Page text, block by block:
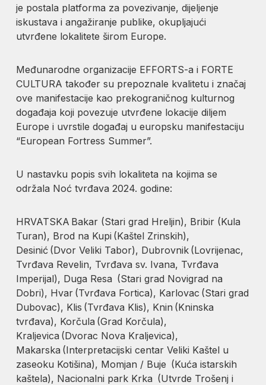
je postala platforma za povezivanje, dijeljenje
iskustava i angažiranje publike, okupljajući
utvrđene lokalitete širom Europe.
Međunarodne organizacije EFFORTS-a i FORTE
CULTURA također su prepoznale kvalitetu i značaj
ove manifestacije kao prekograničnog kulturnog
događaja koji povezuje utvrđene lokacije diljem
Europe i uvrstile događaj u europsku manifestaciju
“European Fortress Summer”.
U nastavku popis svih lokaliteta na kojima se
održala Noć tvrđava 2024. godine:
HRVATSKA Bakar (Stari grad Hreljin), Bribir (Kula
Turan), Brod na Kupi (Kaštel Zrinskih),
Desinić (Dvor Veliki Tabor), Dubrovnik (Lovrijenac,
Tvrđava Revelin, Tvrđava sv. Ivana, Tvrđava
Imperijal), Duga Resa (Stari grad Novigrad na
Dobri), Hvar (Tvrđava Fortica), Karlovac (Stari grad
Dubovac), Klis (Tvrđava Klis), Knin (Kninska
tvrđava), Korčula (Grad Korčula),
Kraljevica (Dvorac Nova Kraljevica),
Makarska (Interpretacijski centar Veliki Kaštel u
zaseoku Kotišina), Momjan / Buje (Kuća istarskih
kaštela), Nacionalni park Krka (Utvrde Trošenj i